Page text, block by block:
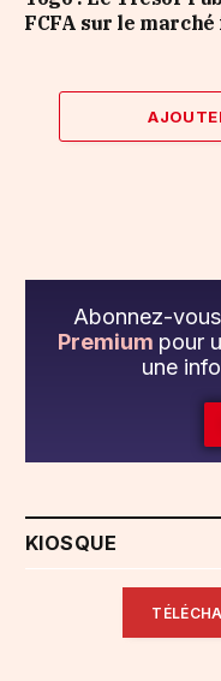
FCFA sur le
Abonnez-
Premium pour
une
KIOSQUE